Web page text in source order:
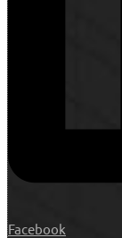
Facebook